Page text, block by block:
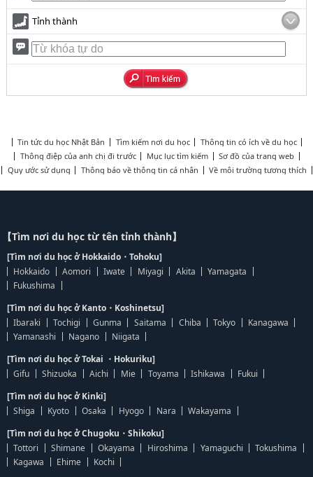
Tỉnh thành
Tin tức du học Nhật Bản Tìm kiếm nơi du học
Thông tin có ích về du học
Thông điệp của anh chị đi trước
Mục lục tìm kiếm
Sơ đồ của trang web
Quy ước sử dụng
Thông báo về thông tin cá nhân Về môi trường tương thích
【Tìm nơi du học từ tên tỉnh thành】
[Tìm nơi du học ở Hokkaido・Tohoku]
Hokkaido
Aomori Iwate Miyagi Akita
Yamagata
Fukushima
[Tìm nơi du học ở Kanto・Koshinetsu]
Ibaraki
Tochigi Gunma Saitama Chiba Tokyo
Kanagawa
Yamanashi
Nagano
Niigata
[Tìm nơi du học ở Tokai ・Hokuriku]
Gifu
Shizuoka Aichi Mie Toyama Ishikawa
Fukui
[Tìm nơi du học ở Kinki]
Shiga
Kyoto Osaka Hyogo Nara
Wakayama
[Tìm nơi du học ở Chugoku・Shikoku]
Tottori
Shimane Okayama Hiroshima Yamaguchi
Tokushima
Kagawa
Ehime
Kochi